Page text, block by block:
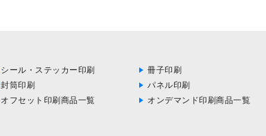
シール・ステッカー印刷
冊子印刷
封筒印刷
パネル印刷
オフセット印刷商品一覧
オンデマンド印刷商品一覧